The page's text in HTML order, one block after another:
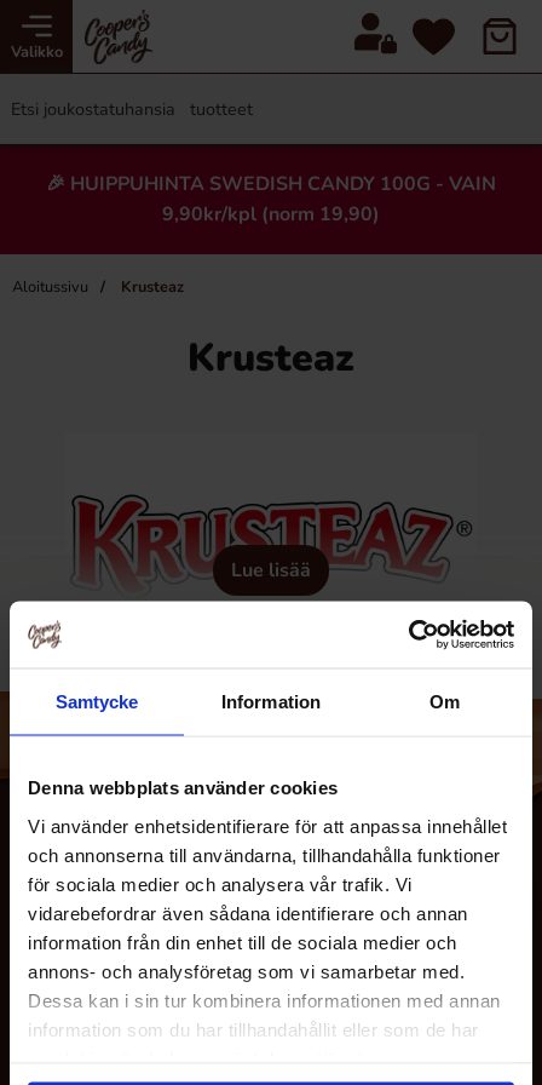
Samtycke Information Om
Denna webbplats använder cookies
Vi använder enhetsidentifierare för att anpassa innehållet
och annonserna till användarna, tillhandahålla funktioner
för sociala medier och analysera vår trafik. Vi
vidarebefordrar även sådana identifierare och annan
information från din enhet till de sociala medier och
annons- och analysföretag som vi samarbetar med.
Dessa kan i sin tur kombinera informationen med annan
information som du har tillhandahållit eller som de har
Valikko
🎉 HUIPPUHINTA SWEDISH CANDY 100G - VAIN
9,90kr/kpl (norm 19,90)
Aloitussivu Krusteaz
Krusteaz
Lue lisää
MEISTÄ